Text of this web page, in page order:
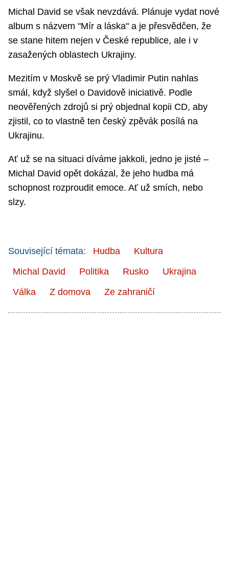
Michal David se však nevzdává. Plánuje vydat nové
album s názvem "Mír a láska" a je přesvědčen, že
se stane hitem nejen v České republice, ale i v
zasažených oblastech Ukrajiny.
Mezitím v Moskvě se prý Vladimir Putin nahlas
smál, když slyšel o Davidově iniciativě. Podle
neověřených zdrojů si prý objednal kopii CD, aby
zjistil, co to vlastně ten český zpěvák posílá na
Ukrajinu.
Ať už se na situaci díváme jakkoli, jedno je jisté –
Michal David opět dokázal, že jeho hudba má
schopnost rozproudit emoce. Ať už smích, nebo
slzy.
Související témata: Hudba
Kultura
Michal David
Politika Rusko
Ukrajina
Válka
Z domova Ze zahraničí